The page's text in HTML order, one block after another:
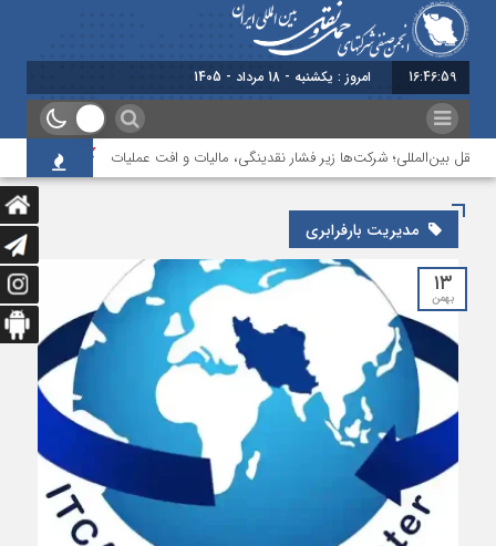
16:46:59 امروز : یکشنبه - 18 مرداد - 1405
بین‌المللی؛ شرکت‌ها زیر فشار نقدینگی، مالیات و افت عملیات بررسی
مدیریت بارفرابری
۱۳
بهمن